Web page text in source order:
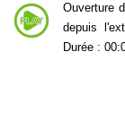
Ouverture
depuis
Durée :